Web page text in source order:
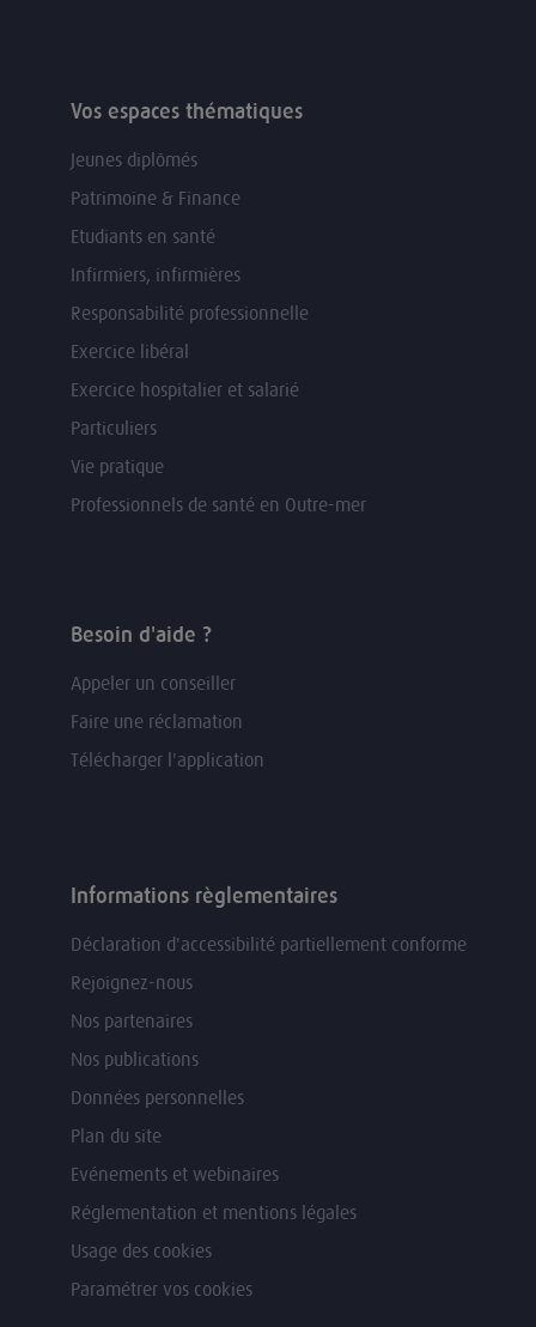
Vos espaces thématiques
Jeunes diplômés
Patrimoine & Finance
Etudiants en santé
Infirmiers, infirmières
Responsabilité professionnelle
Exercice libéral
Exercice hospitalier et salarié
Particuliers
Vie pratique
Professionnels de santé en Outre-mer
Besoin d'aide ?
Appeler un conseiller
Faire une réclamation
Télécharger l'application
Informations règlementaires
Déclaration d'accessibilité partiellement conforme
Rejoignez-nous
Nos partenaires
Nos publications
Données personnelles
Plan du site
Evénements et webinaires
Réglementation et mentions légales
Usage des cookies
Paramétrer vos cookies